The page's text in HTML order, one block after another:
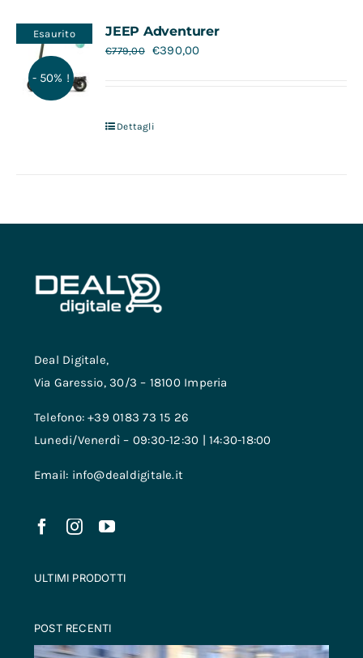
Contatti
Esaurito
- 50% !
JEEP Adventurer
€779,00 €390,00
Dettagli
Deal Digitale,
Via Garessio, 30/3 – 18100 Imperia
Telefono: +39 0183 73 15 26
Lunedi/Venerdì – 09:30-12:30 | 14:30-18:00
Email: info@dealdigitale.it
ULTIMI PRODOTTI
POST RECENTI